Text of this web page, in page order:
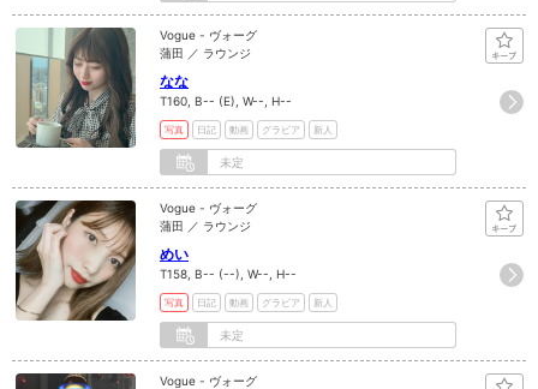
Vogue - ヴォーグ
蒲田 ／ ラウンジ
なな
T160, B-- (E), W--, H--
写真 日記 動画 グラビア 新人
未定
Vogue - ヴォーグ
蒲田 ／ ラウンジ
めい
T158, B-- (--), W--, H--
写真 日記 動画 グラビア 新人
未定
Vogue - ヴォーグ